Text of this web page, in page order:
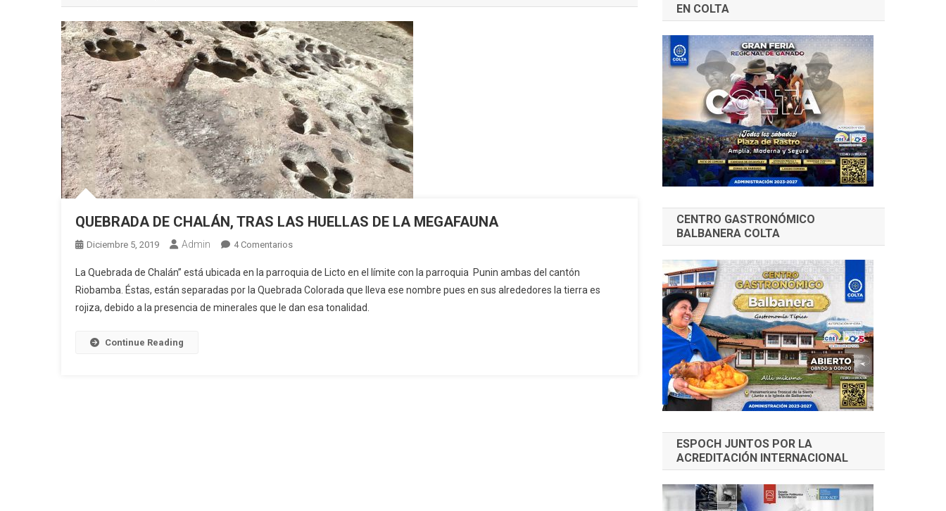
QUEBRADA DE CHALÁN, TRAS LAS HUELLAS DE LA MEGAFAUNA
Diciembre 5, 2019 Admin 4 ComentariosEn
DE
CHALÁN,
TRAS
La Quebrada de Chalán” está ubicada en la parroquia de Licto en el límite con la parroquia Punin ambas del cantón
Riobamba. Éstas, están separadas por la Quebrada Colorada que lleva ese nombre pues en sus alrededores la tierra es
rojiza, debido a la presencia de minerales que le dan esa tonalidad.
Continue Reading
EN COLTA
CENTRO GASTRONÓMICO
BALBANERA COLTA
ESPOCH JUNTOS POR LA
ACREDITACIÓN INTERNACIONAL